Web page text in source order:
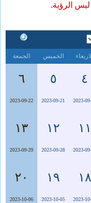
ليس الرؤية.
الاربعاء الخميس الجمعة
٤
2023-
٥
2023-09-21
٦
2023-09-22
١١
2023-
١٢
2023-09-28
١٣
2023-09-29
١٨
2023-
١٩
2023-10-05
٢٠
2023-10-06